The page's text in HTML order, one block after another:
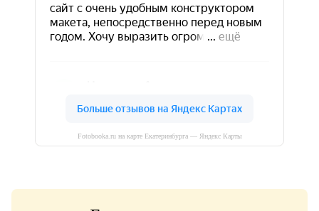
Fotobooka.ru на карте Екатеринбурга — Яндекс Карты